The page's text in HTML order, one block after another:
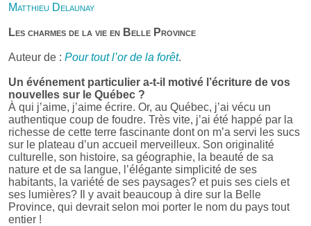
Matthieu Delaunay
Les charmes de la vie en Belle Province
Auteur de : Pour tout l’or de la forêt.
Un événement particulier a-t-il motivé l’écriture de vos
nouvelles sur le Québec ?
À qui j’aime, j’aime écrire. Or, au Québec, j’ai vécu un
authentique coup de foudre. Très vite, j’ai été happé par la
richesse de cette terre fascinante dont on m’a servi les sucs
sur le plateau d’un accueil merveilleux. Son originalité
culturelle, son histoire, sa géographie, la beauté de sa
nature et de sa langue, l’élégante simplicité de ses
habitants, la variété de ses paysages? et puis ses ciels et
ses lumières? Il y avait beaucoup à dire sur la Belle
Province, qui devrait selon moi porter le nom du pays tout
entier !